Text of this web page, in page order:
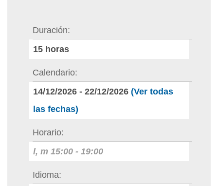
Duración
15 horas
Calendario
14/12/2026 - 22/12/2026 (Ver todas
las fechas)
Horario
l, m 15:00 - 19:00
Idioma